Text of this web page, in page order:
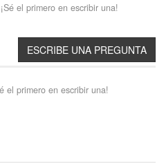
el primero en escribir una!
el primero en escribir una!